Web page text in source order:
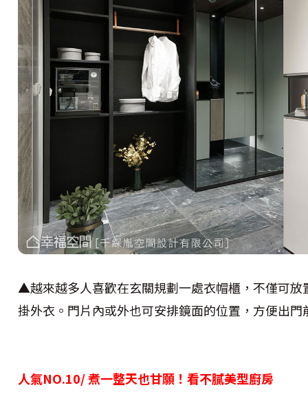
▲越來越多人喜歡在玄關規劃一處衣帽櫃，不僅可
掛外衣。門片內或外也可安排鏡面的位置，方便出門
人氣NO.10/煮一整天也甘願！看不膩美型廚房